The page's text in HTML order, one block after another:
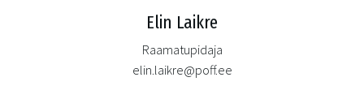
Elin Laikre
Raamatupidaja
elin.laikre@poff.ee